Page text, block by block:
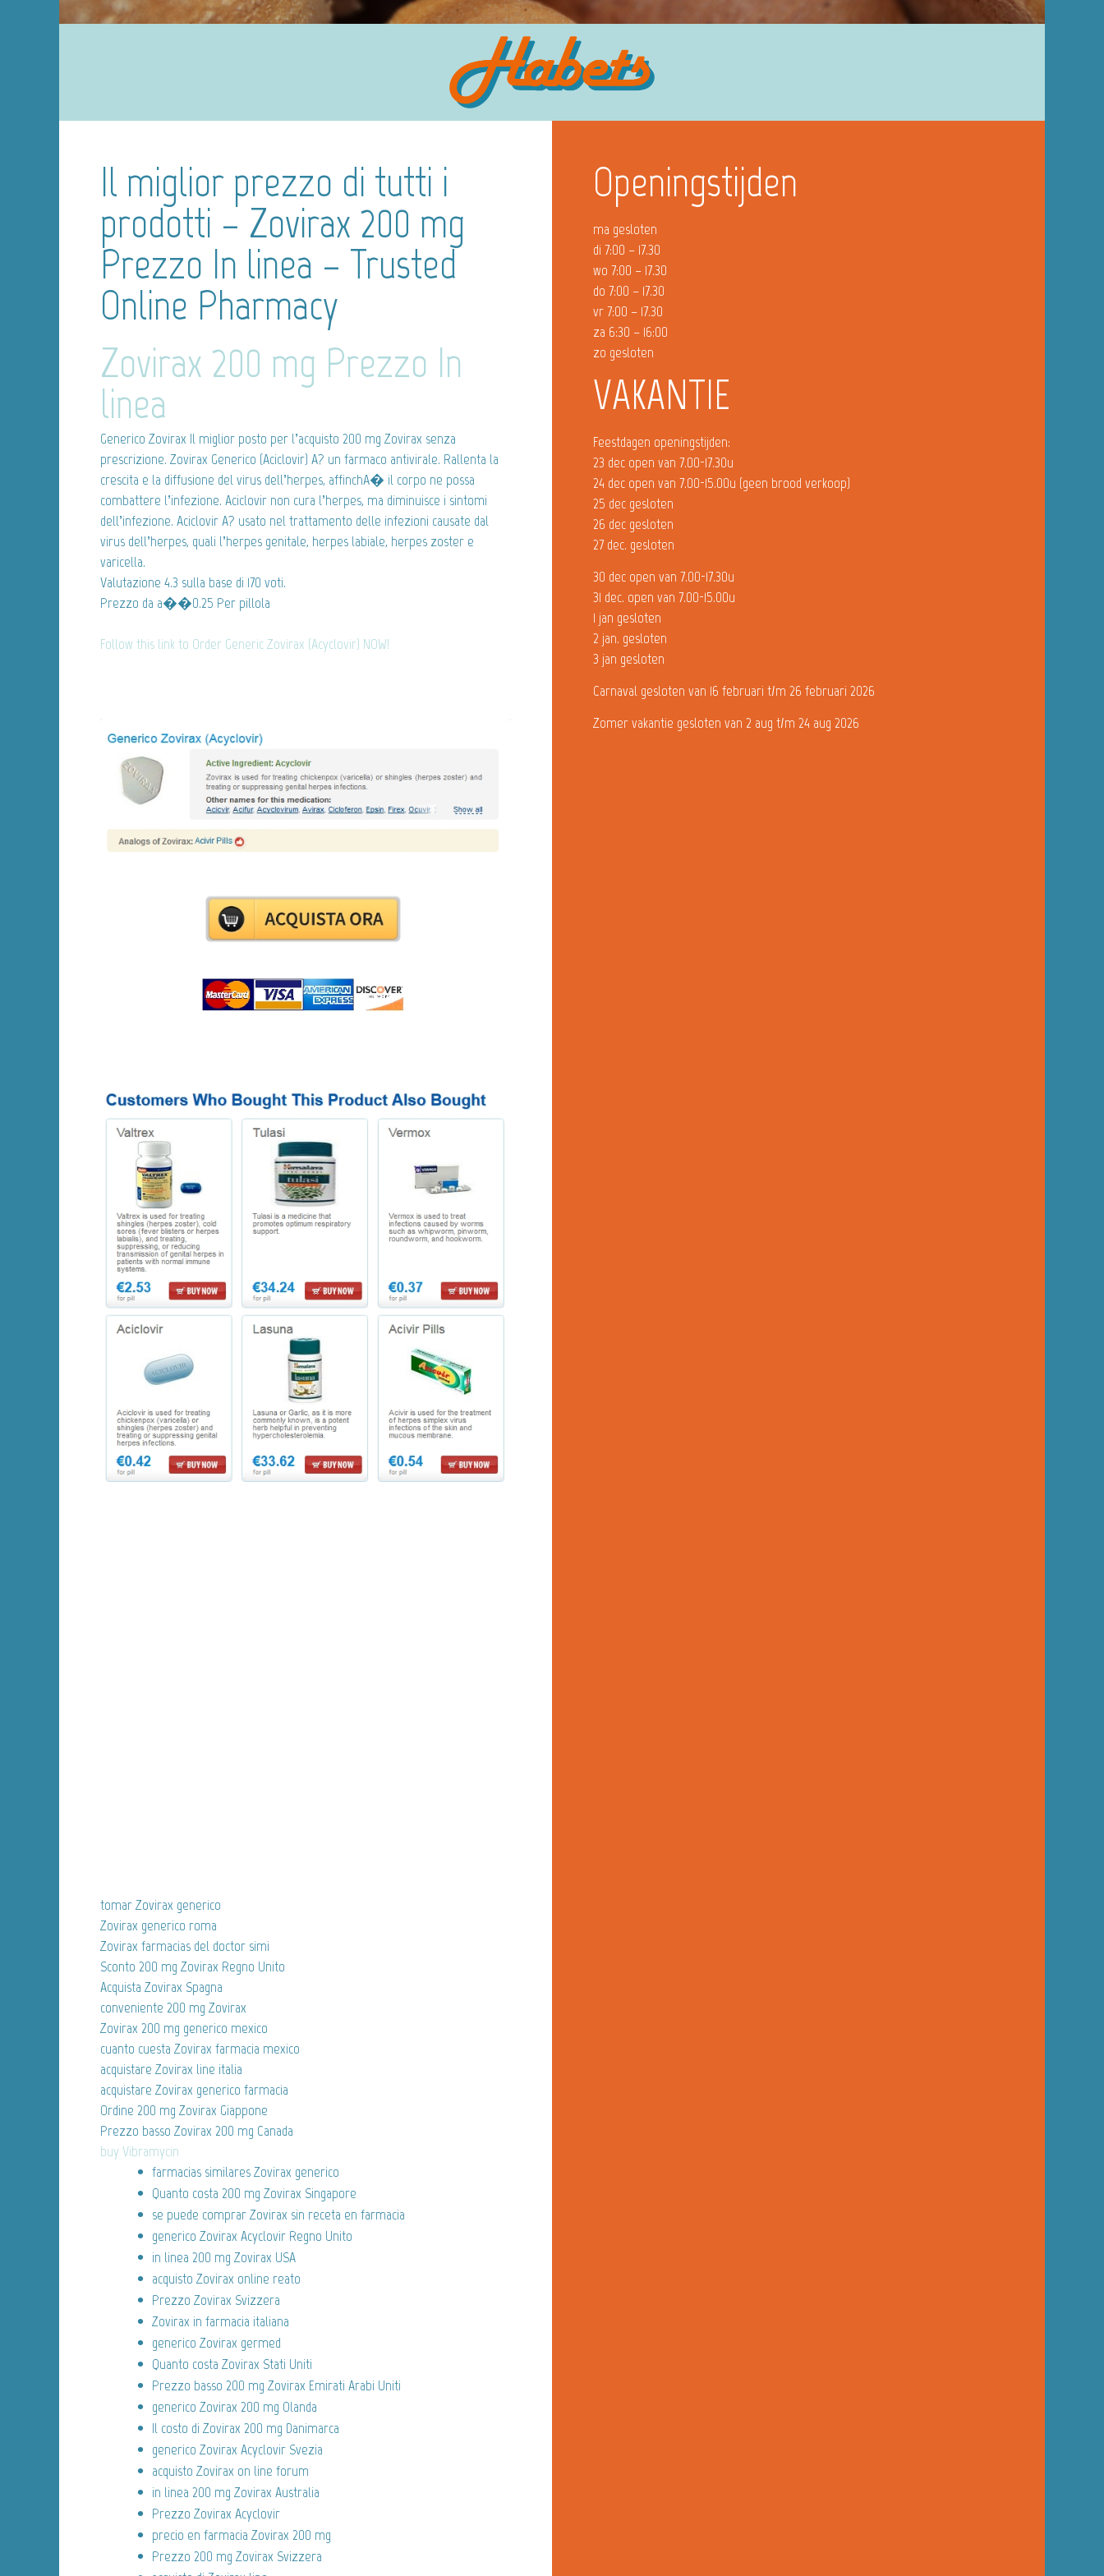
Il miglior prezzo di tutti i
prodotti – Zovirax 200 mg
Prezzo In linea – Trusted
Online Pharmacy
Zovirax 200 mg Prezzo In
linea
Generico Zovirax Il miglior posto per l’acquisto 200 mg Zovirax senza
prescrizione. Zovirax Generico (Aciclovir) A? un farmaco antivirale. Rallenta la
crescita e la diffusione del virus dell’herpes, affinchA� il corpo ne possa
combattere l’infezione. Aciclovir non cura l’herpes, ma diminuisce i sintomi
dell’infezione. Aciclovir A? usato nel trattamento delle infezioni causate dal
virus dell’herpes, quali l’herpes genitale, herpes labiale, herpes zoster e
varicella.
Valutazione 4.3 sulla base di 170 voti.
Prezzo da a��0.25 Per pillola
Follow this link to Order Generic Zovirax (Acyclovir) NOW!
tomar Zovirax generico
Zovirax generico roma
Zovirax farmacias del doctor simi
Sconto 200 mg Zovirax Regno Unito
Acquista Zovirax Spagna
conveniente 200 mg Zovirax
Zovirax 200 mg generico mexico
cuanto cuesta Zovirax farmacia mexico
acquistare Zovirax line italia
acquistare Zovirax generico farmacia
Ordine 200 mg Zovirax Giappone
Prezzo basso Zovirax 200 mg Canada
buy Vibramycin
farmacias similares Zovirax generico
Quanto costa 200 mg Zovirax Singapore
se puede comprar Zovirax sin receta en farmacia
generico Zovirax Acyclovir Regno Unito
in linea 200 mg Zovirax USA
acquisto Zovirax online reato
Prezzo Zovirax Svizzera
Zovirax in farmacia italiana
generico Zovirax germed
Quanto costa Zovirax Stati Uniti
Prezzo basso 200 mg Zovirax Emirati Arabi Uniti
generico Zovirax 200 mg Olanda
Il costo di Zovirax 200 mg Danimarca
generico Zovirax Acyclovir Svezia
acquisto Zovirax on line forum
in linea 200 mg Zovirax Australia
Prezzo Zovirax Acyclovir
precio en farmacia Zovirax 200 mg
Prezzo 200 mg Zovirax Svizzera
Openingstijden
ma gesloten
di 7:00 – 17.30
wo 7:00 – 17.30
do 7:00 – 17.30
vr 7:00 – 17.30
za 6:30 – 16:00
zo gesloten
VAKANTIE
Feestdagen openingstijden:
23 dec open van 7.00-17.30u
24 dec open van 7.00-15.00u (geen brood verkoop)
25 dec gesloten
26 dec gesloten
27 dec. gesloten
30 dec open van 7.00-17.30u
31 dec. open van 7.00-15.00u
1 jan gesloten
2 jan. gesloten
3 jan gesloten
Carnaval gesloten van 16 februari t/m 26 februari 2026
Zomer vakantie gesloten van 2 aug t/m 24 aug 2026